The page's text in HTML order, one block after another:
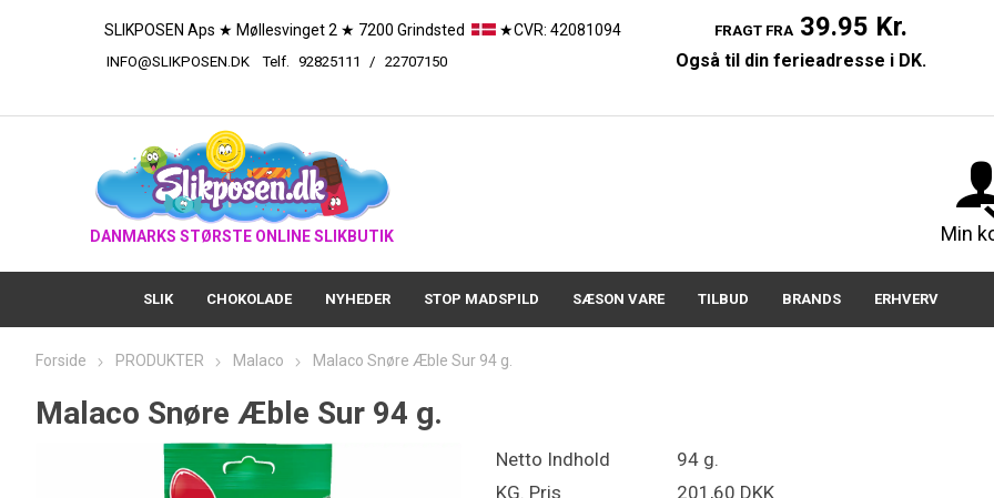
SLIKPOSEN Aps ★ Møllesvinget 2 ★ 7200 Grindsted ★CVR: 42081094 FRAGT FRA 39.95 Kr.
INFO@SLIKPOSEN.DK Telf. 92825111 / 22707150 Også til din ferieadresse i DK.
DANMARKS STØRSTE ONLINE SLIKBUTIK Min
SLIK CHOKOLADE NYHEDER STOP MADSPILD SÆSON VARE TILBUD BRANDS ERHVERV
Forside PRODUKTER Malaco Malaco Snøre Æble Sur 94 g.
Malaco Snøre Æble Sur 94 g.
Netto Indhold
94 g.
KG. Pris
201,60 DKK